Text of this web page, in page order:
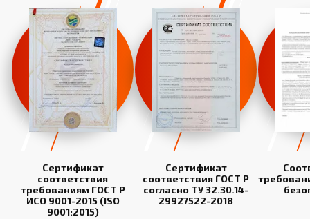
Сертификат
соответствия
требованиям ГОСТ Р
ИСО 9001-2015 (ISO
9001:2015)
Сертификат
соответствия ГОСТ Р
согласно ТУ 32.30.14-
29927522-2018